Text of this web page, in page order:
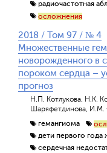
радиочастотная
осложнения
2018 / Том 97 / № 4
Множественные
новорожденного в
пороком сердца –
прогноз
Н.П. Котлукова, Н.К.
Шаряфетдинова,
гемангиома
дети первого года
сердечная